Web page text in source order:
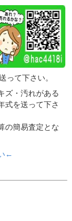
って下さい。
ズ・汚れがある
式を送って下さ
の簡易査定とな
←